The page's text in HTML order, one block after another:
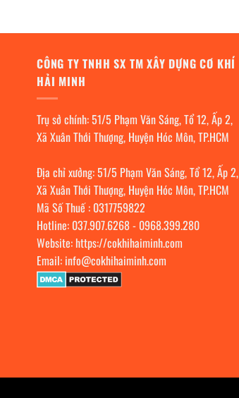
CÔNG TY TNHH SX TM XÂY DỰNG CƠ KHÍ
HẢI MINH
Trụ sở chính: 51/5 Phạm Văn Sáng, Tổ 12, Ấp 2,
Xã Xuân Thới Thượng, Huyện Hóc Môn, TP.HCM
Địa chỉ xưởng: 51/5 Phạm Văn Sáng, Tổ 12, Ấp 2,
Xã Xuân Thới Thượng, Huyện Hóc Môn, TP.HCM
Mã Số Thuế : 0317759822
Hotline: 037.907.6268- 0968.399.280
Website: https://cokhihaiminh.com
Email: info@cokhihaiminh.com